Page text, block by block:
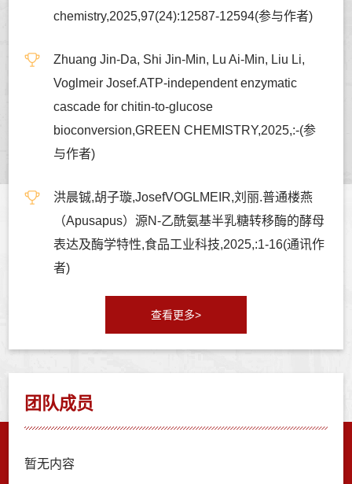
chemistry,2025,97(24):12587-12594(参与作者)
Zhuang Jin-Da, Shi Jin-Min, Lu Ai-Min, Liu Li,
Voglmeir Josef.ATP-independent enzymatic
cascade for chitin-to-glucose
bioconversion,GREEN CHEMISTRY,2025,:-(参
与作者)
洪晨铖,胡子璇,JosefVOGLMEIR,刘丽.普通楼燕
（Apusapus）源N-乙酰氨基半乳糖转移酶的酵母
表达及酶学特性,食品工业科技,2025,:1-16(通讯作
者)
查看更多>
团队成员
暂无内容